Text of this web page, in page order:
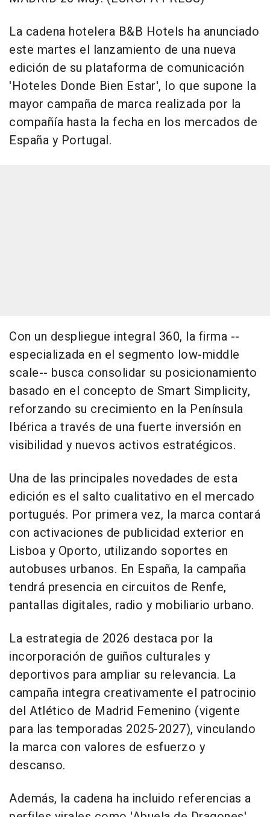
La cadena hotelera B&B Hotels ha anunciado
este martes el lanzamiento de una nueva
edición de su plataforma de comunicación
'Hoteles Donde Bien Estar', lo que supone la
mayor campaña de marca realizada por la
compañía hasta la fecha en los mercados de
España y Portugal.
Con un despliegue integral 360, la firma --
especializada en el segmento low-middle
scale-- busca consolidar su posicionamiento
basado en el concepto de Smart Simplicity,
reforzando su crecimiento en la Península
Ibérica a través de una fuerte inversión en
visibilidad y nuevos activos estratégicos.
Una de las principales novedades de esta
edición es el salto cualitativo en el mercado
portugués. Por primera vez, la marca contará
con activaciones de publicidad exterior en
Lisboa y Oporto, utilizando soportes en
autobuses urbanos. En España, la campaña
tendrá presencia en circuitos de Renfe,
pantallas digitales, radio y mobiliario urbano.
La estrategia de 2026 destaca por la
incorporación de guiños culturales y
deportivos para ampliar su relevancia. La
campaña integra creativamente el patrocinio
del Atlético de Madrid Femenino (vigente
para las temporadas 2025-2027), vinculando
la marca con valores de esfuerzo y
descanso.
Además, la cadena ha incluido referencias a